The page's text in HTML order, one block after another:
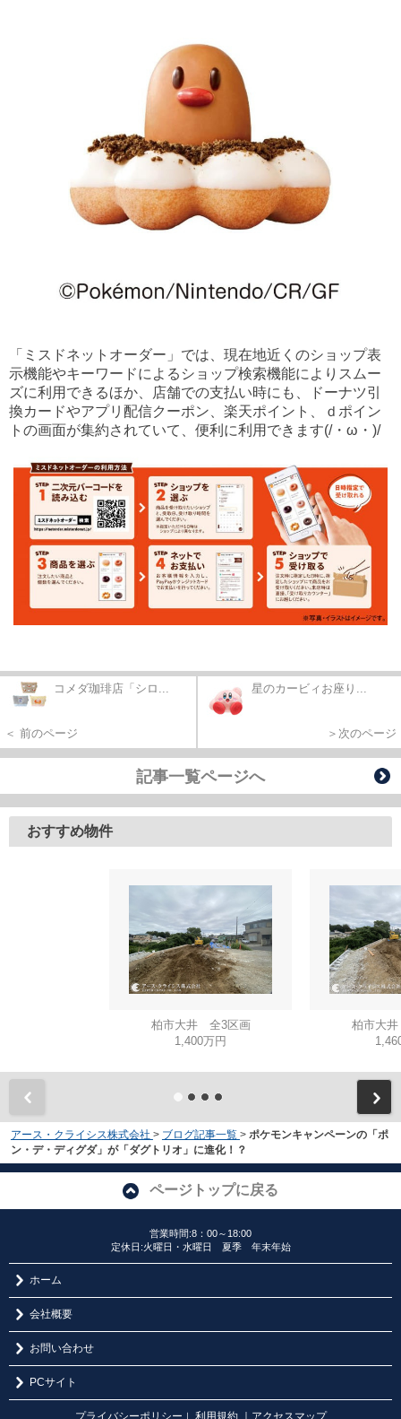
「ミスドネットオーダー」では、現在地近くのショップ表
示機能やキーワードによるショップ検索機能によりスムー
ズに利用できるほか、店舗での支払い時にも、ドーナツ引
換カードやアプリ配信クーポン、楽天ポイント、ｄポイン
トの画面が集約されていて、便利に利用できます(/・ω・)/
コメダ珈琲店「シロ...
＜ 前のページ
星のカービィお座り...
＞次のページ
記事一覧ページへ
おすすめ物件
柏市大井 全3区画
1,400万円
柏市大
アース・クライシス株式会社 > ブログ記事一覧 > ポケモンキャンペーンの「ポ
ン・デ・ディグダ」が「ダグトリオ」に進化！？
ページトップに戻る
営業時間:8：00～18:00
定休日:火曜日・水曜日 夏季 年末年始
ホーム
会社概要
お問い合わせ
PCサイト